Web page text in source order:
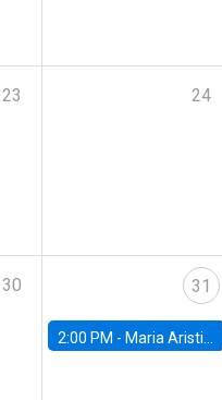
23 24
30 31
2:00 PM - Maria Aristizabal-Ramirez, FED Board